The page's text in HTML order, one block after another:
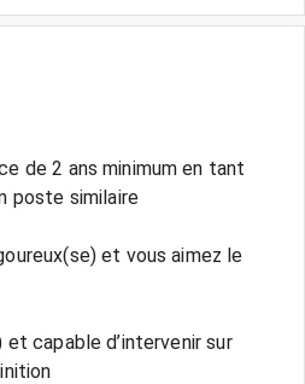
de 2 ans minimum en tant
poste similaire
et vous aimez le
capable d’intervenir sur